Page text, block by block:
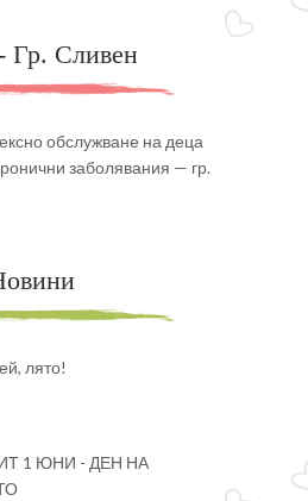
Сливен
обслужване на деца
заболявания — гр.
лято!
1 ЮНИ - ДЕН НА